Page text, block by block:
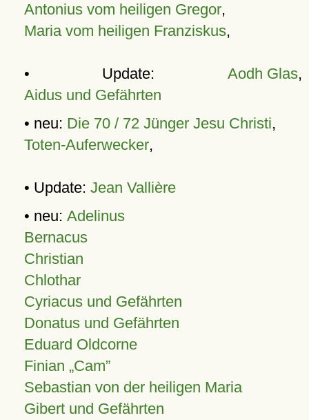
Antonius vom heiligen Gregor,
Maria vom heiligen Franziskus,
• Update: Aodh Glas,
Aidus und Gefährten
• neu: Die 70 / 72 Jünger Jesu Christi,
Toten-Auferwecker,
• Update: Jean Vallière
• neu: Adelinus
Bernacus
Christian
Chlothar
Cyriacus und Gefährten
Donatus und Gefährten
Eduard Oldcorne
Finian Cam
Sebastian von der heiligen Maria
Gibert und Gefährten